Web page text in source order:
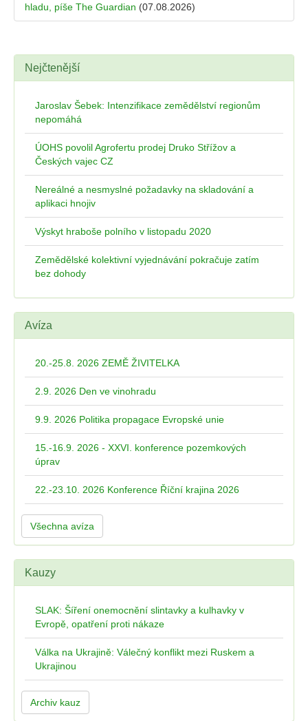
hladu, píše The Guardian (07.08.2026)
Nejčtenější
Jaroslav Šebek: Intenzifikace zemědělství regionům
nepomáhá
ÚOHS povolil Agrofertu prodej Druko Střížov a
Českých vajec CZ
Nereálné a nesmyslné požadavky na skladování a
aplikaci hnojiv
Výskyt hraboše polního v listopadu 2020
Zemědělské kolektivní vyjednávání pokračuje zatím
bez dohody
Avíza
20.-25.8. 2026 ZEMĚ ŽIVITELKA
2.9. 2026 Den ve vinohradu
9.9. 2026 Politika propagace Evropské unie
15.-16.9. 2026 - XXVI. konference pozemkových
úprav
22.-23.10. 2026 Konference Říční krajina 2026
Všechna avíza
Kauzy
SLAK: Šíření onemocnění slintavky a kulhavky v
Evropě, opatření proti nákaze
Válka na Ukrajině: Válečný konflikt mezi Ruskem a
Ukrajinou
Archiv kauz